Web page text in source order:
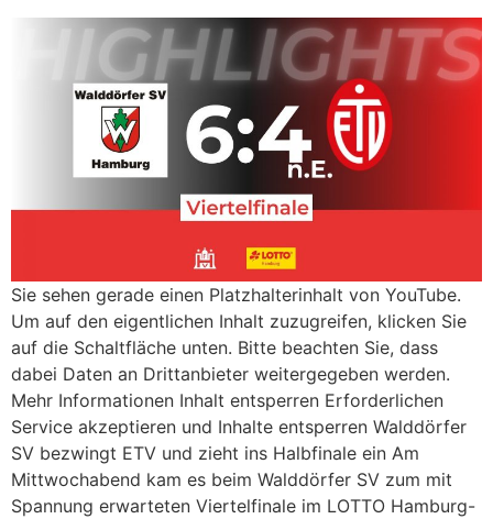
Sie sehen gerade einen Platzhalterinhalt von YouTube.
Um auf den eigentlichen Inhalt zuzugreifen, klicken Sie
auf die Schaltfläche unten. Bitte beachten Sie, dass
dabei Daten an Drittanbieter weitergegeben werden.
Mehr Informationen Inhalt entsperren Erforderlichen
Service akzeptieren und Inhalte entsperren Walddörfer
SV bezwingt ETV und zieht ins Halbfinale ein Am
Mittwochabend kam es beim Walddörfer SV zum mit
Spannung erwarteten Viertelfinale im LOTTO Hamburg-